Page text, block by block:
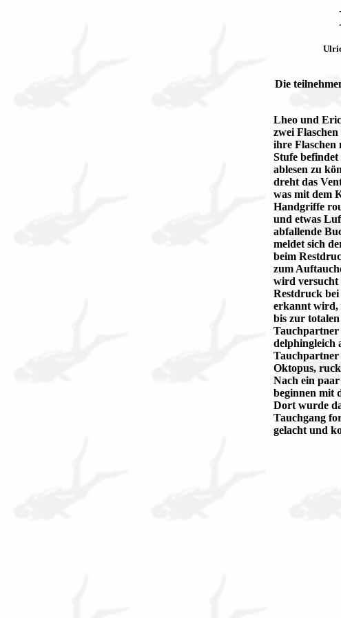
Die
Lheo und
zwei
ihre Flaschen
Stufe
ablesen zu
dreht das
was mit dem
Handgriffe
und etwas
abfallende
meldet sich
beim
zum
wird versucht
Restdruck
erkannt wird,
bis zur
Tauchpartner
delphingleich
Tauchpartner
Oktopus,
Nach ein
beginnen mit
Dort wurde
Tauchgang
gelacht und